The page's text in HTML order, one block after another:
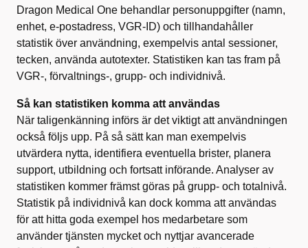
Dragon Medical One behandlar personuppgifter (namn,
enhet, e-postadress, VGR-ID) och tillhandahåller
statistik över användning, exempelvis antal sessioner,
tecken, använda autotexter. Statistiken kan tas fram på
VGR-, förvaltnings-, grupp- och individnivå.
Så kan statistiken komma att användas
När taligenkänning införs är det viktigt att användningen
också följs upp. På så sätt kan man exempelvis
utvärdera nytta, identifiera eventuella brister, planera
support, utbildning och fortsatt införande. Analyser av
statistiken kommer främst göras på grupp- och totalnivå.
Statistik på individnivå kan dock komma att användas
för att hitta goda exempel hos medarbetare som
använder tjänsten mycket och nyttjar avancerade